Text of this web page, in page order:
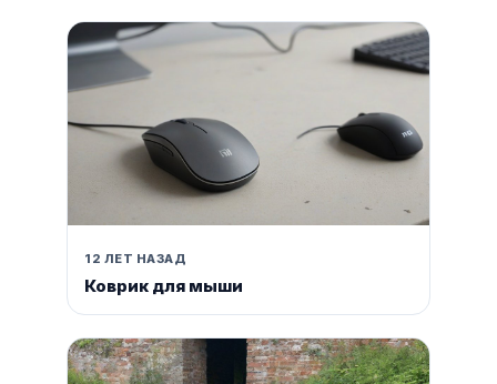
12 ЛЕТ НАЗАД
Коврик для мыши